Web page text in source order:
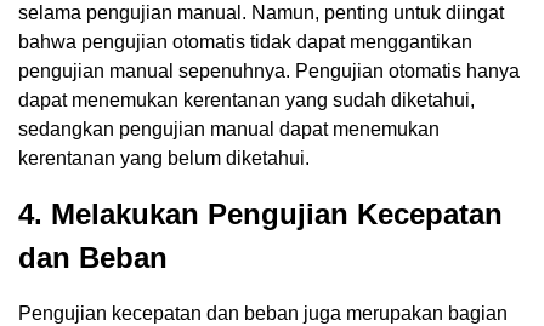
selama pengujian manual. Namun, penting untuk diingat
bahwa pengujian otomatis tidak dapat menggantikan
pengujian manual sepenuhnya. Pengujian otomatis hanya
dapat menemukan kerentanan yang sudah diketahui,
sedangkan pengujian manual dapat menemukan
kerentanan yang belum diketahui.
4. Melakukan Pengujian Kecepatan
dan Beban
Pengujian kecepatan dan beban juga merupakan bagian